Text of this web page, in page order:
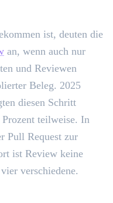
ist, deuten die
an, wenn auch nur
und Reviewen
Beleg. 2025
diesen Schritt
teilweise. In
Pull Request zur
ist Review keine
verschiedene.